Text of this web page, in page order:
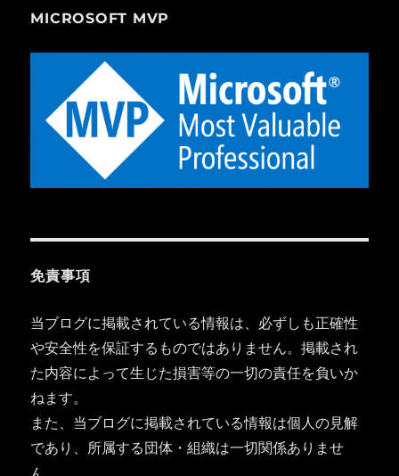
MICROSOFT MVP
免責事項
当ブログに掲載されている情報は、必ずしも正確性
や安全性を保証するものではありません。掲載され
た内容によって生じた損害等の一切の責任を負いか
ねます。
また、当ブログに掲載されている情報は個人の見解
であり、所属する団体・組織は一切関係ありませ